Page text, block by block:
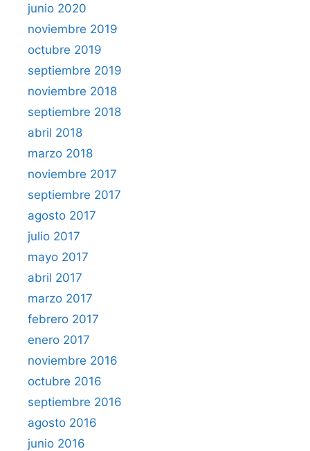
junio 2020
noviembre 2019
octubre 2019
septiembre 2019
noviembre 2018
septiembre 2018
abril 2018
marzo 2018
noviembre 2017
septiembre 2017
agosto 2017
julio 2017
mayo 2017
abril 2017
marzo 2017
febrero 2017
enero 2017
noviembre 2016
octubre 2016
septiembre 2016
agosto 2016
junio 2016